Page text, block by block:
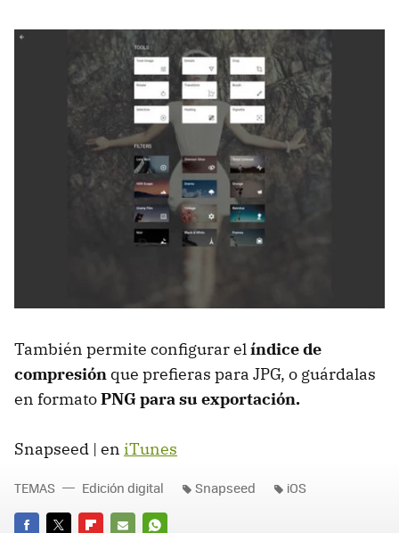
También permite configurar elíndice de
compresión que prefieras para JPG, o guárdalas
en formatoPNG para su exportación.
Snapseed | en iTunes
TEMAS Edición digital Snapseed iOS